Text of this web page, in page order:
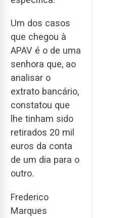
Um dos casos
que chegou à
APAV é o de uma
senhora que, ao
analisar o
extrato bancário,
constatou que
lhe tinham sido
retirados 20 mil
euros da conta
de um dia para o
outro.
Frederico
Marques